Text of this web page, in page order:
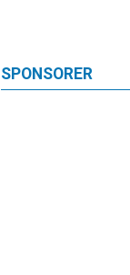
SPONSORER